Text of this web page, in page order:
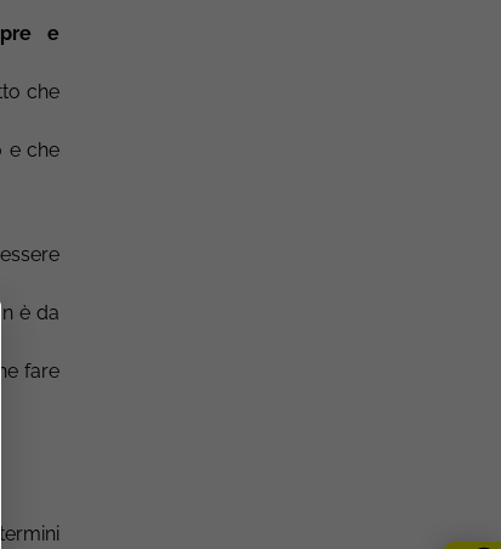
e
che
e che
è da
fare